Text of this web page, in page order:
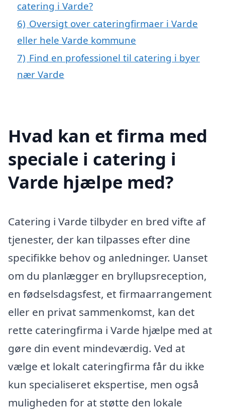
catering i Varde?
6) Oversigt over cateringfirmaer i Varde
eller hele Varde kommune
7) Find en professionel til catering i byer
nær Varde
Hvad kan et firma med
speciale i catering i
Varde hjælpe med?
Catering i Varde tilbyder en bred vifte af
tjenester, der kan tilpasses efter dine
specifikke behov og anledninger. Uanset
om du planlægger en bryllupsreception,
en fødselsdagsfest, et firmaarrangement
eller en privat sammenkomst, kan det
rette cateringfirma i Varde hjælpe med at
gøre din event mindeværdig. Ved at
vælge et lokalt cateringfirma får du ikke
kun specialiseret ekspertise, men også
muligheden for at støtte den lokale